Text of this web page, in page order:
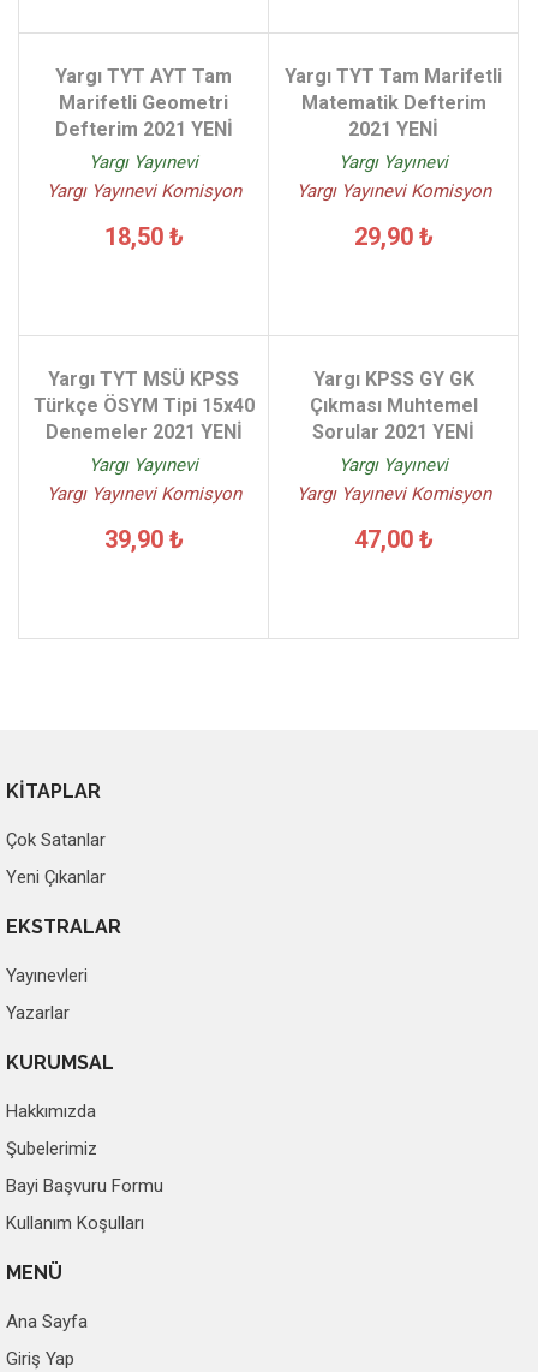
Yargı TYT AYT Tam
Marifetli Geometri
Defterim 2021 YENİ
Yargı Yayınevi
Yargı Yayınevi Komisyon
18,50 ₺
Yargı TYT Tam Marifetli
Matematik Defterim
2021 YENİ
Yargı Yayınevi
Yargı Yayınevi Komisyon
29,90 ₺
Yargı TYT MSÜ KPSS
Türkçe ÖSYM Tipi 15x40
Denemeler 2021 YENİ
Yargı Yayınevi
Yargı Yayınevi Komisyon
39,90 ₺
Yargı KPSS GY GK
Çıkması Muhtemel
Sorular 2021 YENİ
Yargı Yayınevi
Yargı Yayınevi Komisyon
47,00 ₺
KİTAPLAR
Çok Satanlar
Yeni Çıkanlar
EKSTRALAR
Yayınevleri
Yazarlar
KURUMSAL
Hakkımızda
Şubelerimiz
Bayi Başvuru Formu
Kullanım Koşulları
MENÜ
Ana Sayfa
Giriş Yap